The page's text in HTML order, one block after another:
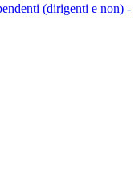
(dirigenti e non) -